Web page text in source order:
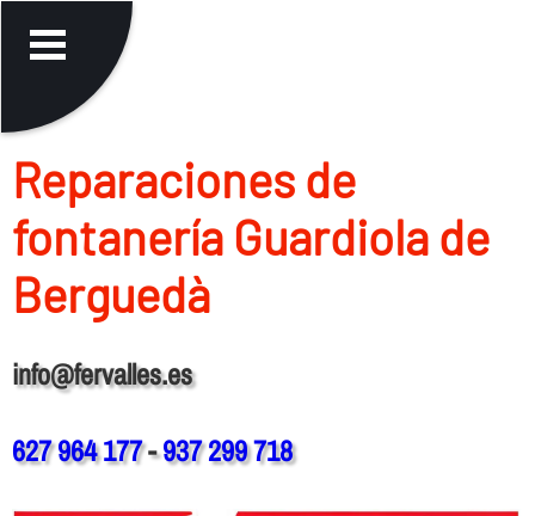
Reparaciones de
fontanerí­a Guardiola de
Berguedà
info@fervalles.es
627 964 177-937 299 718